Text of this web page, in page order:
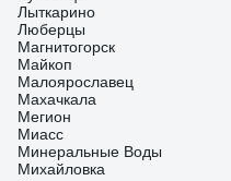
Лыткарино
Люберцы
Магнитогорск
Майкоп
Малоярославец
Махачкала
Мегион
Миасс
Минеральные Воды
Михайловка